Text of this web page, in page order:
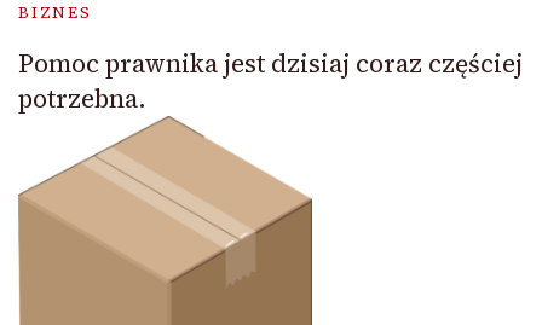
BIZNES
Pomoc prawnika jest dzisiaj coraz częściej
potrzebna.